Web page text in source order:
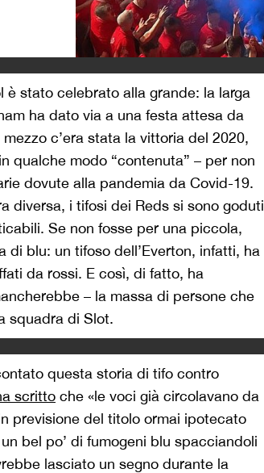
stato celebrato alla grande: la larga
ha dato via a una festa attesa da
c’era stata la vittoria del 2020,
qualche modo “contenuta” – per non
dovute alla pandemia da Covid-19.
diversa, i tifosi dei Reds si sono goduti
Se non fosse per una piccola,
blu: un tifoso dell’Everton, infatti, ha
da rossi. E così, di fatto, ha
– la massa di persone che
squadra di Slot.
questa storia di tifo contro
scritto che «le voci già circolavano da
previsione del titolo ormai ipotecato
bel po’ di fumogeni blu spacciandoli
lasciato un segno durante la